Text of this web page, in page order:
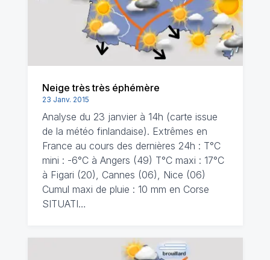
Neige très très éphémère
23 Janv. 2015
Analyse du 23 janvier à 14h (carte issue
de la météo finlandaise). Extrêmes en
France au cours des dernières 24h : T°C
mini : -6°C à Angers (49) T°C maxi : 17°C
à Figari (20), Cannes (06), Nice (06)
Cumul maxi de pluie : 10 mm en Corse
SITUATI…